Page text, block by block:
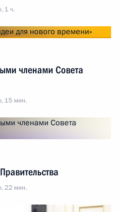
1 ч.
членами Совета
15 мин.
22 мин.